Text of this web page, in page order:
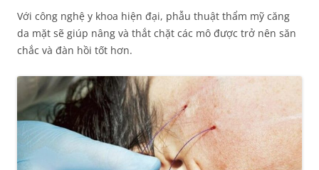
Với công nghệ y khoa hiện đại, phẫu thuật thẩm mỹ căng
da mặt sẽ giúp nâng và thắt chặt các mô được trở nên săn
chắc và đàn hồi tốt hơn.